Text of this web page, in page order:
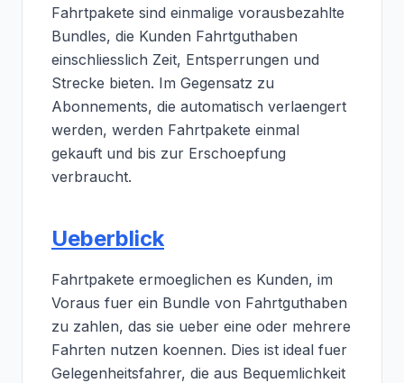
Fahrtpakete sind einmalige vorausbezahlte
Bundles, die Kunden Fahrtguthaben
einschliesslich Zeit, Entsperrungen und
Strecke bieten. Im Gegensatz zu
Abonnements, die automatisch verlaengert
werden, werden Fahrtpakete einmal
gekauft und bis zur Erschoepfung
verbraucht.
Ueberblick
Fahrtpakete ermoeglichen es Kunden, im
Voraus fuer ein Bundle von Fahrtguthaben
zu zahlen, das sie ueber eine oder mehrere
Fahrten nutzen koennen. Dies ist ideal fuer
Gelegenheitsfahrer, die aus Bequemlichkeit